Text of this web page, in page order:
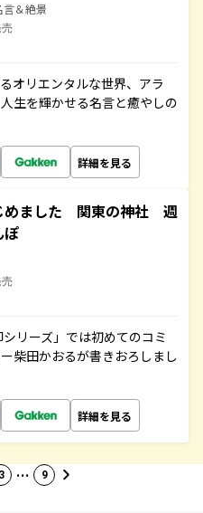
言＆絶景
オリエンタルな世界、アラ
生を輝かせる名言と癒やしの
詳細を見る
めました 関東の神社 週
ぽ
リーズ」では初めてのコミ
柴田かおるが書きおろしまし
詳細を見る
3 … 9